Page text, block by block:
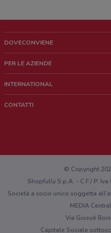
DOVECONVIENE
Chi siamo
Lavora con noi
PER LE AZIENDE
Richieste commerciali e marketing
INTERNATIONAL
CONTATTI
Hai un malfunzionamento sul web o
© Copyright
Shopfully S.p.A. - C.F / P.
Società a socio unico soggetta
MEDIA
Via Giosuè
Capitale Sociale